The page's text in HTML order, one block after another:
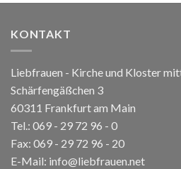
KONTAKT
Liebfrauen - Kirche und Kloster
Schärfengäßchen 3
60311 Frankfurt am Main
Tel.: 069 - 29 72 96 - 0
Fax: 069 - 29 72 96 - 20
E-Mail: info@liebfrauen.net